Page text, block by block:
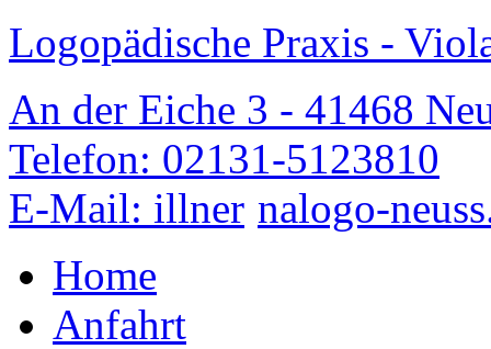
Logopädische Praxis -
An der Eiche 3 - 41468
Telefon: 02131-5123810
E-Mail: illner nalogo-
Home
Anfahrt